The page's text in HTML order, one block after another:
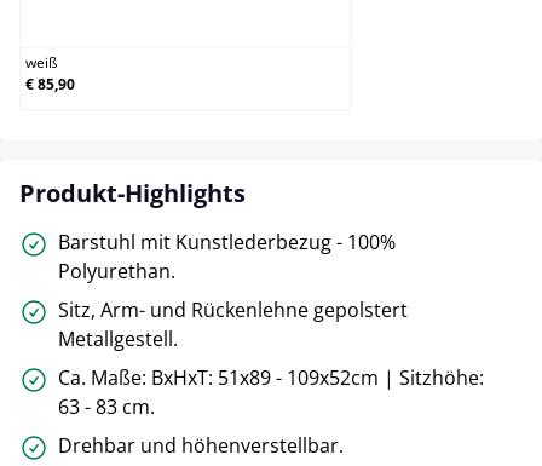
weiß
€ 85,90
Produkt-Highlights
Barstuhl mit Kunstlederbezug - 100%
Polyurethan.
Sitz, Arm- und Rückenlehne gepolstert
Metallgestell.
Ca. Maße: BxHxT: 51x89 - 109x52cm | Sitzhöhe:
63 - 83 cm.
Drehbar und höhenverstellbar.